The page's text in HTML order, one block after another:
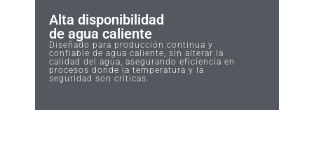
Alta disponibilidad
de agua caliente
Diseñado para producción continua y
confiable de agua caliente, sin alterar la
calidad del agua, asegurando eficiencia en
procesos donde la temperatura y la
seguridad son críticas.